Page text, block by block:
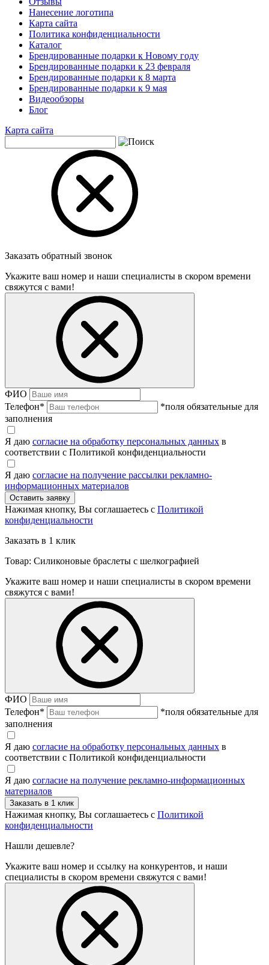
Нанесение логотипа
Карта сайта
Политика конфиденциальности
Каталог
Брендированные подарки к Новому году
Брендированные подарки к 23 февраля
Брендированные подарки к 8 марта
Брендированные подарки к 9 мая
Видеообзоры
Блог
Карта сайта
Заказать обратный звонок
Укажите ваш номер и наши специалисты в скором времени
свяжутся с вами!
ФИО
Телефон*
*поля обязательные для
заполнения
Я даю согласие на обработку персональных данных в
соответствии с Политикой конфиденциальности
Я даю согласие на получение рассылки рекламно-
информационных материалов
Нажимая кнопку, Вы соглашаетесь с Политикой
конфиденциальности
Заказать в 1 клик
Товар: Силиконовые браслеты с шелкографией
Укажите ваш номер и наши специалисты в скором времени
свяжутся с вами!
ФИО
Телефон*
*поля обязательные для
заполнения
Я даю согласие на обработку персональных данных в
соответствии с Политикой конфиденциальности
Я даю согласие на получение рекламно-информационных
материалов
Нажимая кнопку, Вы соглашаетесь с Политикой
конфиденциальности
Нашли дешевле?
Укажите ваш номер и ссылку на конкурентов, и наши
специалисты в скором времени свяжутся с вами!